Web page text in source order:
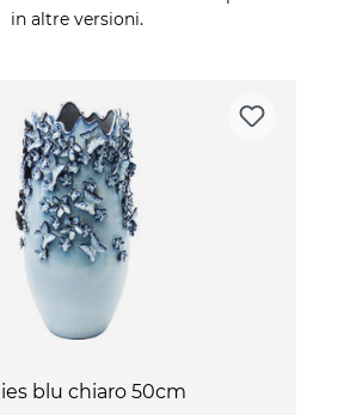
in altre versioni.
blu chiaro 50cm